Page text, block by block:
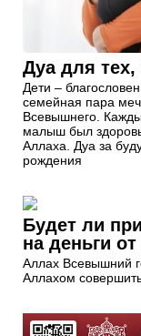
Дуа для тех,
Дети –
семейная пара
Всевышнего.
малыш был
Аллаха. Дуа за
рождения
Будет ли
на деньги
Аллах Всевышний
Аллахом